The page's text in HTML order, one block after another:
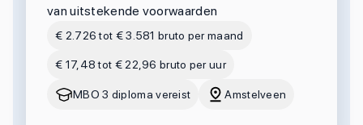
van uitstekende voorwaarden
€ 2.726 tot € 3.581 bruto per maand
€ 17,48 tot € 22,96 bruto per uur
MBO 3 diploma vereist Amstelveen